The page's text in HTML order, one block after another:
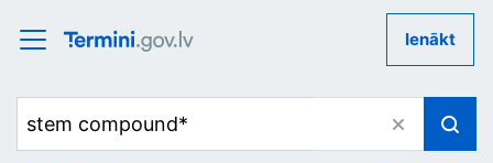
Ienākt